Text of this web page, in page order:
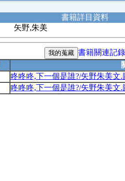
書籍詳目資料
矢野,朱美
書籍關連記錄
咚咚咚,下一個是誰?/矢野朱美文
咚咚咚,下一個是誰?/矢野朱美文